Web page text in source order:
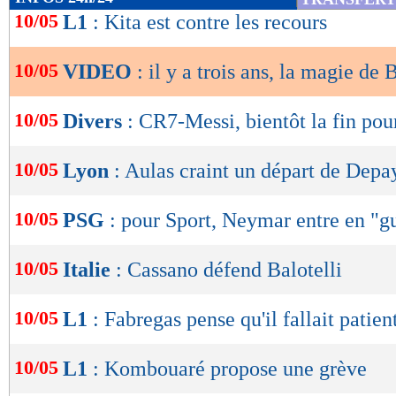
de
OK
10/05 L1 : Kita est contre les recours
10/05 VIDEO : il y a trois ans, la magie de
10/05 Divers : CR7-Messi, bientôt la fin
10/05 Lyon : Aulas craint un départ de
10/05 PSG : pour Sport, Neymar entre en
10/05 Italie : Cassano défend Balotelli
10/05 L1 : Fabregas pense qu'il fallait
10/05 L1 : Kombouaré propose une grève